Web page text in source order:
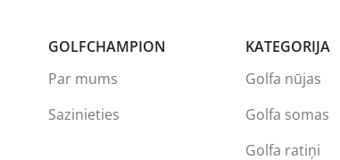
GOLFCHAMPION
Par mums
Sazinieties
KATEGORIJA
Golfa nūjas
Golfa somas
Golfa ratiņi